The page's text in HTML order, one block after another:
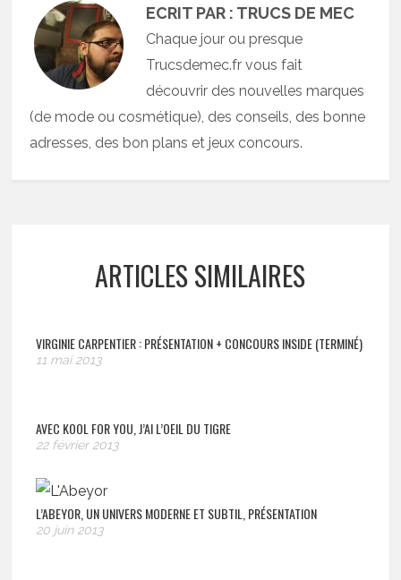
ECRIT PAR : TRUCS DE MEC
Chaque jour ou presque
Trucsdemec.fr vous fait
découvrir des nouvelles marques
(de mode ou cosmétique), des conseils, des bonne
adresses, des bon plans et jeux concours.
ARTICLES SIMILAIRES
VIRGINIE CARPENTIER : PRÉSENTATION + CONCOURS INSIDE (TERMINÉ)
11 mai 2013
AVEC KOOL FOR YOU, J’AI L’OEIL DU TIGRE
22 février 2013
L’ABEYOR, UN UNIVERS MODERNE ET SUBTIL, PRÉSENTATION
20 juin 2013